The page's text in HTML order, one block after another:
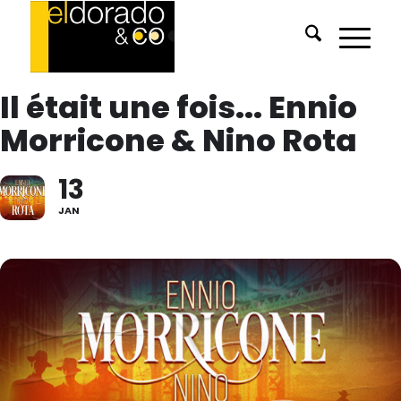
Il était une fois... Ennio
Morricone & Nino Rota
13
JAN